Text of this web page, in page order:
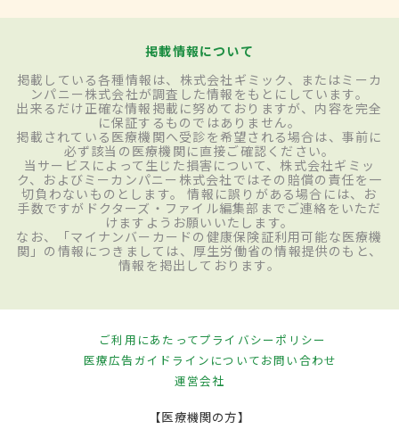
掲載情報について
掲載している各種情報は、株式会社ギミック、またはミーカ
ンパニー株式会社が調査した情報をもとにしています。
出来るだけ正確な情報掲載に努めておりますが、内容を完全
に保証するものではありません。
掲載されている医療機関へ受診を希望される場合は、事前に
必ず該当の医療機関に直接ご確認ください。
当サービスによって生じた損害について、株式会社ギミッ
ク、およびミーカンパニー株式会社ではその賠償の責任を一
切負わないものとします。 情報に誤りがある場合には、お
手数ですがドクターズ・ファイル編集部までご連絡をいただ
けますようお願いいたします。
なお、「マイナンバーカードの健康保険証利用可能な医療機
関」の情報につきましては、厚生労働省の情報提供のもと、
情報を掲出しております。
ご利用にあたってプライバシーポリシー
医療広告ガイドラインについてお問い合わせ
運営会社
【医療機関の方】